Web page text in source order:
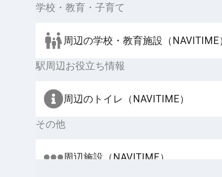
学校・教育・子育て
周辺の学校・教育施設（NAVITIME
駅周辺お役立ち情報
周辺のトイレ（NAVITIME）
その他
周辺施設（NAVITIME）